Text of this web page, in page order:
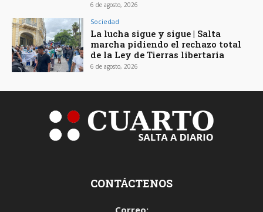
6 de agosto, 2026
Sociedad
La lucha sigue y sigue | Salta
marcha pidiendo el rechazo total
de la Ley de Tierras libertaria
6 de agosto, 2026
CONTÁCTENOS